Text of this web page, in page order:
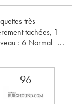
très
tachées, 1
: 6 Normal
- Louis Jadot
96